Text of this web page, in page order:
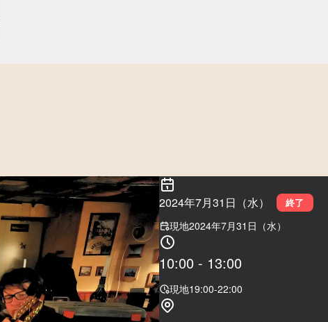
2024年7月31日（水） 終了
現地2024年7月31日（水）
10:00 - 13:00
現地19:00-22:00